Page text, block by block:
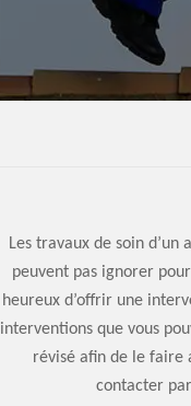
Les travaux de soin
peuvent pas ignorer
heureux d’offrir une
interventions que vous
révisé afin de le faire
contacter